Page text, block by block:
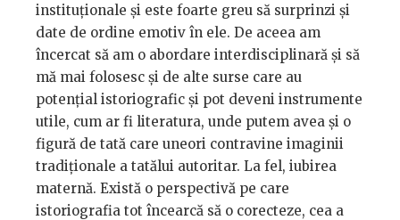
instituționale și este foarte greu să surprinzi și
date de ordine emotiv în ele. De aceea am
încercat să am o abordare interdisciplinară și să
mă mai folosesc și de alte surse care au
potențial istoriografic și pot deveni instrumente
utile, cum ar fi literatura, unde putem avea și o
figură de tată care uneori contravine imaginii
tradiționale a tatălui autoritar. La fel, iubirea
maternă. Există o perspectivă pe care
istoriografia tot încearcă să o corecteze, cea a